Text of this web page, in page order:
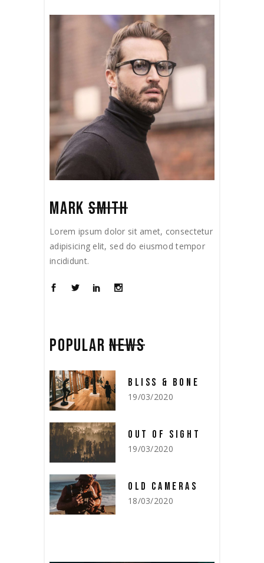
MARK SMITH
Lorem ipsum dolor sit amet, consectetur
adipisicing elit, sed do eiusmod tempor
incididunt.
POPULARNEWS
BLISS & BONE
19/03/2020
OUT OF SIGHT
19/03/2020
OLD CAMERAS
18/03/2020